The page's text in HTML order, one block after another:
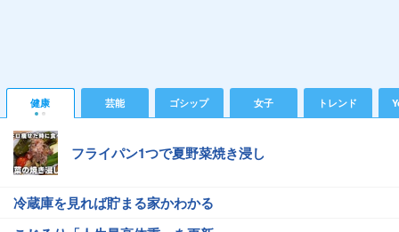
健康 芸能 ゴシップ 女子 トレンド
フライパン1つで夏野菜焼き浸し
冷蔵庫を見れば貯まる家かわかる